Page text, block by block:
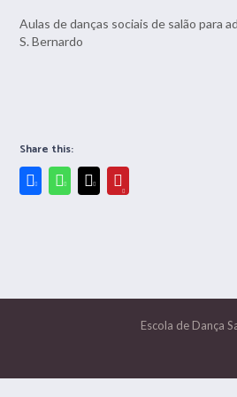
Aulas de danças sociais de salão para
S. Bernardo
Share this:
Escola de Dança